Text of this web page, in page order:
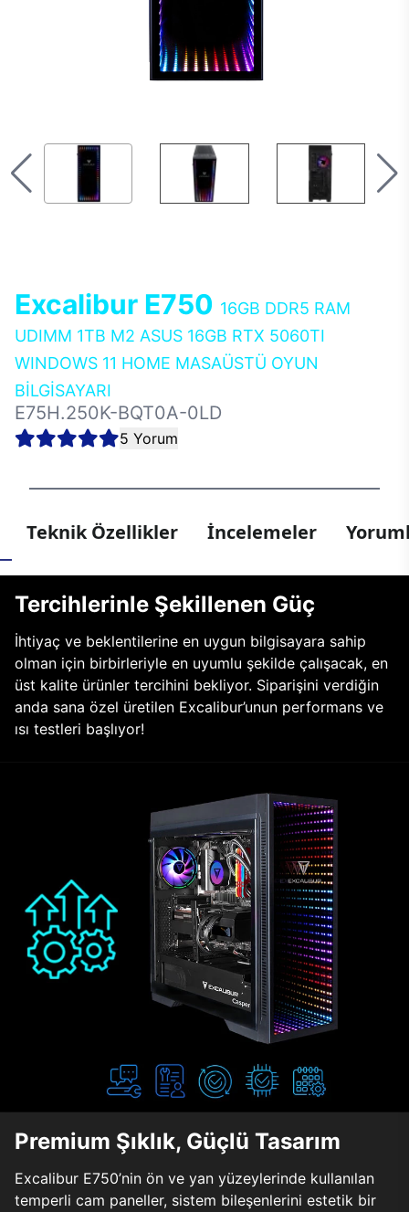
Excalibur E750 16GB DDR5 RAM
UDIMM 1TB M2 ASUS 16GB RTX 5060TI
WINDOWS 11 HOME MASAÜSTÜ OYUN
BİLGİSAYARI
E75H.250K-BQT0A-0LD
5 Yorum
Teknik Özellikler İncelemeler
Tercihlerinle Şekillenen Güç
İhtiyaç ve beklentilerine en uygun bilgisayara sahip
olman için birbirleriyle en uyumlu şekilde çalışacak, en
üst kalite ürünler tercihini bekliyor. Siparişini verdiğin
anda sana özel üretilen Excalibur’unun performans ve
ısı testleri başlıyor!
Premium Şıklık, Güçlü Tasarım
Excalibur E750’nin ön ve yan yüzeylerinde kullanılan
temperli cam paneller, sistem bileşenlerini estetik bir